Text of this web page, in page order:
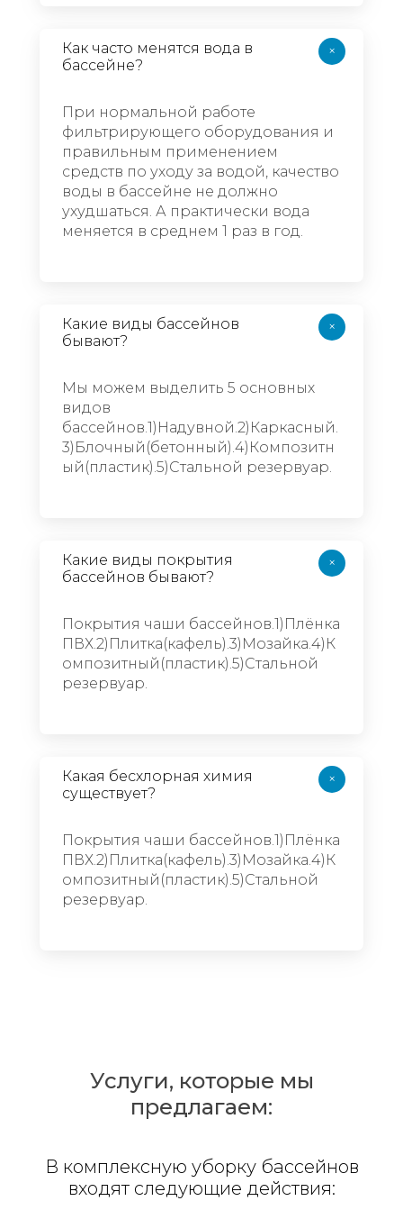
Как часто менятся вода в
бассейне?
При нормальной работе
фильтрирующего оборудования и
правильным применением
средств по уходу за водой, качество
воды в бассейне не должно
ухудшаться. А практически вода
меняется в среднем 1 раз в год.
+
Какие виды бассейнов
бывают?
Мы можем выделить 5 основных
видов
бассейнов.1)Надувной.2)Каркасный.
3)Блочный(бетонный).4)Композитн
ый(пластик).5)Стальной резервуар.
+
Какие виды покрытия
бассейнов бывают?
Покрытия чаши бассейнов.1)Плёнка
ПВХ.2)Плитка(кафель).3)Мозайка.4)К
омпозитный(пластик).5)Стальной
резервуар.
+
Какая бесхлорная химия
существует?
Покрытия чаши бассейнов.1)Плёнка
ПВХ.2)Плитка(кафель).3)Мозайка.4)К
омпозитный(пластик).5)Стальной
резервуар.
+
Услуги, которые мы
предлагаем:
В комплексную уборку бассейнов
входят следующие действия: